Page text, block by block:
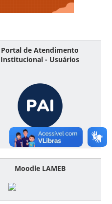
Portal de Atendimento
Institucional - Usuários
Moodle LAMEB